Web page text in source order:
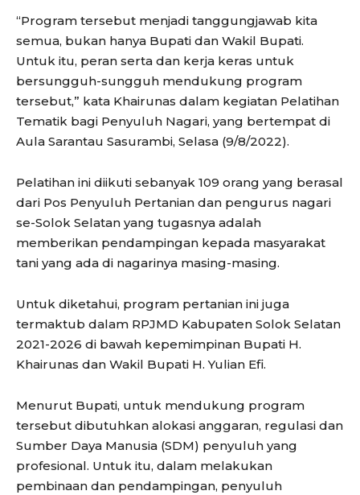
“Program tersebut menjadi tanggungjawab kita
semua, bukan hanya Bupati dan Wakil Bupati.
Untuk itu, peran serta dan kerja keras untuk
bersungguh-sungguh mendukung program
tersebut,” kata Khairunas dalam kegiatan Pelatihan
Tematik bagi Penyuluh Nagari, yang bertempat di
Aula Sarantau Sasurambi, Selasa (9/8/2022).
Pelatihan ini diikuti sebanyak 109 orang yang berasal
dari Pos Penyuluh Pertanian dan pengurus nagari
se-Solok Selatan yang tugasnya adalah
memberikan pendampingan kepada masyarakat
tani yang ada di nagarinya masing-masing.
Untuk diketahui, program pertanian ini juga
termaktub dalam RPJMD Kabupaten Solok Selatan
2021-2026 di bawah kepemimpinan Bupati H.
Khairunas dan Wakil Bupati H. Yulian Efi.
Menurut Bupati, untuk mendukung program
tersebut dibutuhkan alokasi anggaran, regulasi dan
Sumber Daya Manusia (SDM) penyuluh yang
profesional. Untuk itu, dalam melakukan
pembinaan dan pendampingan, penyuluh